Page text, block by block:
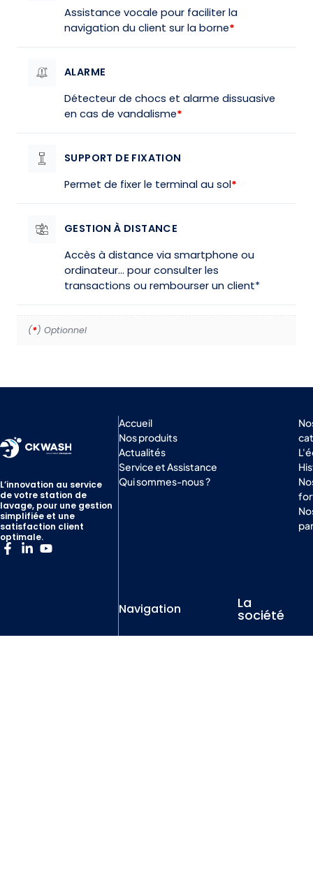
Assistance vocale pour faciliter la
navigation du client sur la borne*
ALARME
Détecteur de chocs et alarme dissuasive
en cas de vandalisme*
SUPPORT DE FIXATION
Permet de fixer le terminal au sol*
GESTION À DISTANCE
Accès à distance via smartphone ou
ordinateur… pour consulter les
transactions ou rembourser un client*
(*) Optionnel
L’innovation au service
de votre station de
lavage, pour une gestion
simplifiée et une
satisfaction client
optimale.
Navigation
Accueil
Nos produits
Actualités
Service et Assistance
Qui sommes-nous ?
La
société